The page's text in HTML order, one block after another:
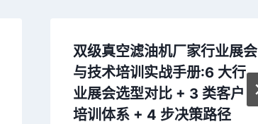
双级真空滤油机厂家行业展会
与技术培训实战手册:6 大行
业展会选型对比 + 3 类客户
培训体系 + 4 步决策路径